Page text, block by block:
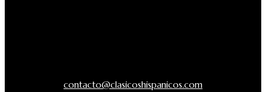
contacto@clasicoshispanicos.com